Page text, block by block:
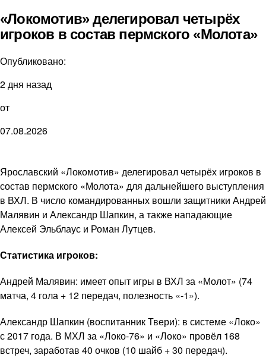
«Локомотив» делегировал четырёх
игроков в состав пермского «Молота»
Опубликовано:
2 дня назад
от
07.08.2026
Ярославский «Локомотив» делегировал четырёх игроков в
состав пермского «Молота» для дальнейшего выступления
в ВХЛ. В число командированных вошли защитники Андрей
Малявин и Александр Шапкин, а также нападающие
Алексей Эльблаус и Роман Лутцев.
Статистика игроков:
Андрей Малявин: имеет опыт игры в ВХЛ за «Молот» (74
матча, 4 гола + 12 передач, полезность «-1»).
Александр Шапкин (воспитанник Твери): в системе «Локо»
с 2017 года. В МХЛ за «Локо-76» и «Локо» провёл 168
встреч, заработав 40 очков (10 шайб + 30 передач).